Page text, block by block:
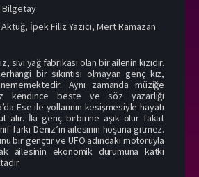
Bilgetay
, İpek Filiz Yazıcı, Mert Ramazan
sıvı yağ fabrikası olan bir ailenin kızıdır.
bir sıkıntısı olmayan genç kız,
Aynı zamanda müziğe
kendince beste ve söz yazarlığı
Ese ile yollarının kesişmesiyle hayatı
alır. İki genç birbirine aşık olur fakat
farkı Deniz’in ailesinin hoşuna gitmez.
bir gençtir ve UFO adındaki motoruyla
ailesinin ekonomik durumuna katkı